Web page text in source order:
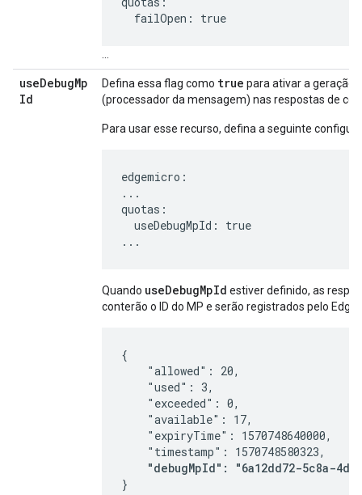
  failOpen: true
useDebugMp
Id
Defina essa flag como true para ativar a geração
(processador da mensagem) nas respostas de
Para usar esse recurso, defina a seguinte
edgemicro:
...
quotas:
  useDebugMpId: true
...
Quando useDebugMpId estiver definido, as
conterão o ID do MP e serão registrados pelo
{
    "allowed": 20,
    "used": 3,
    "exceeded": 0,
    "available": 17,
    "expiryTime": 1570748640000,
    "timestamp": 1570748580323,
"debugMpId": "6a12dd72-5c8a-
}